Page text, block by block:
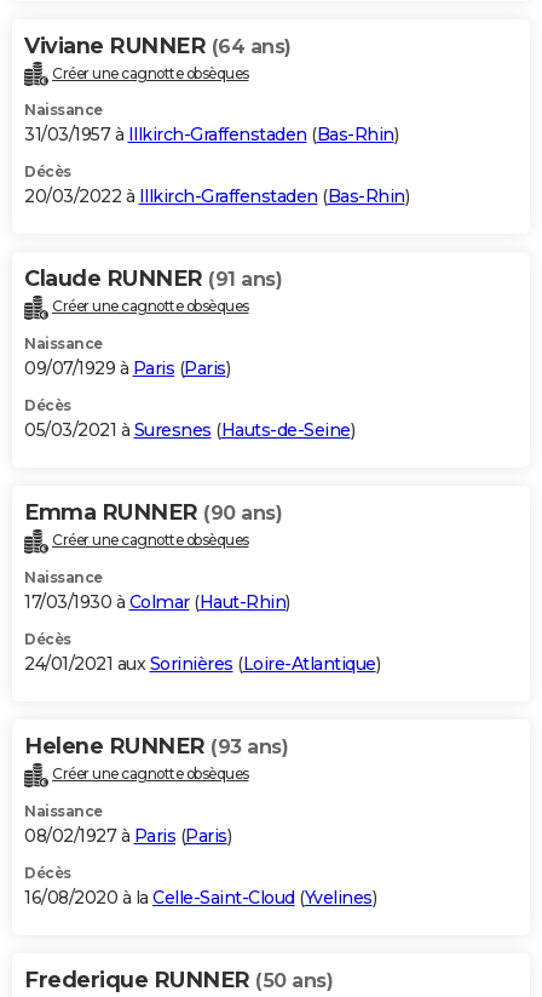
Viviane RUNNER (64 ans)
Créer une cagnotte obsèques
Naissance
31/03/1957 à Illkirch-Graffenstaden (Bas-Rhin)
Décès
20/03/2022 à Illkirch-Graffenstaden (Bas-Rhin)
Claude RUNNER (91 ans)
Créer une cagnotte obsèques
Naissance
09/07/1929 à Paris (Paris)
Décès
05/03/2021 à Suresnes (Hauts-de-Seine)
Emma RUNNER (90 ans)
Créer une cagnotte obsèques
Naissance
17/03/1930 à Colmar(Haut-Rhin)
Décès
24/01/2021 auxSorinières (Loire-Atlantique)
Helene RUNNER (93 ans)
Créer une cagnotte obsèques
Naissance
08/02/1927 à Paris (Paris)
Décès
16/08/2020 à la Celle-Saint-Cloud (Yvelines)
Frederique RUNNER (50 ans)